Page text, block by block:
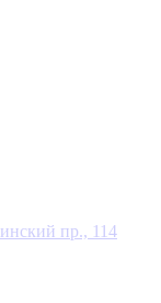
пр., 114